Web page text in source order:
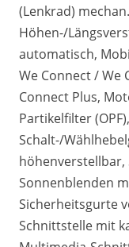
(Lenkrad)
Höhen-/
automatisch,
We Connect / We
Connect Plus,
Partikelfilter
Schalt-/
Sonnenblenden
Sicherheitsgurte
Schnittstelle mit